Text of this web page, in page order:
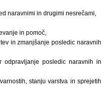
naravnimi in drugimi nesrečami,
in pomoč,
in zmanjšanje posledic naravnih
posledic naravnih in
stanju varstva in sprejetih